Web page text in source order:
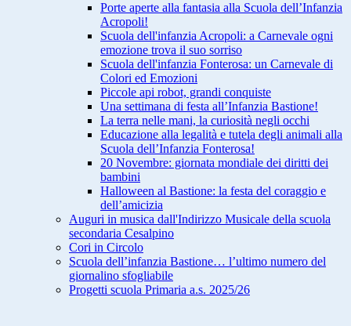
Porte aperte alla fantasia alla Scuola dell’Infanzia
Acropoli!
Scuola dell'infanzia Acropoli: a Carnevale ogni
emozione trova il suo sorriso
Scuola dell'infanzia Fonterosa: un Carnevale di
Colori ed Emozioni
Piccole api robot, grandi conquiste
Una settimana di festa all’Infanzia Bastione!
La terra nelle mani, la curiosità negli occhi
Educazione alla legalità e tutela degli animali alla
Scuola dell’Infanzia Fonterosa!
20 Novembre: giornata mondiale dei diritti dei
bambini
Halloween al Bastione: la festa del coraggio e
dell’amicizia
Auguri in musica dall'Indirizzo Musicale della scuola
secondaria Cesalpino
Cori in Circolo
Scuola dell’infanzia Bastione… l’ultimo numero del
giornalino sfogliabile
Progetti scuola Primaria a.s. 2025/26